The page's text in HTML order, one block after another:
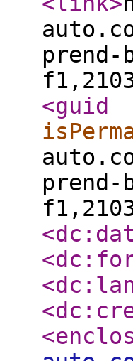
prend-
<guid
prend-